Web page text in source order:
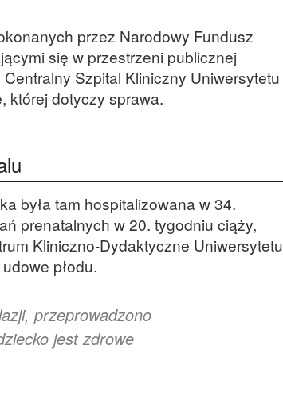
przez Narodowy Fundusz
się w przestrzeni publicznej
Szpital Kliniczny Uniwersytetu
której dotyczy sprawa.
była tam hospitalizowana w 34.
prenatalnych w 20. tygodniu ciąży,
Kliniczno-Dydaktyczne Uniwersytetu
płodu.
przeprowadzono
jest zdrowe